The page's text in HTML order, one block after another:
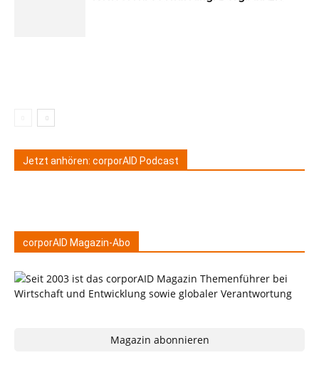
Jetzt anhören: corporAID Podcast
corporAID Magazin-Abo
Magazin abonnieren